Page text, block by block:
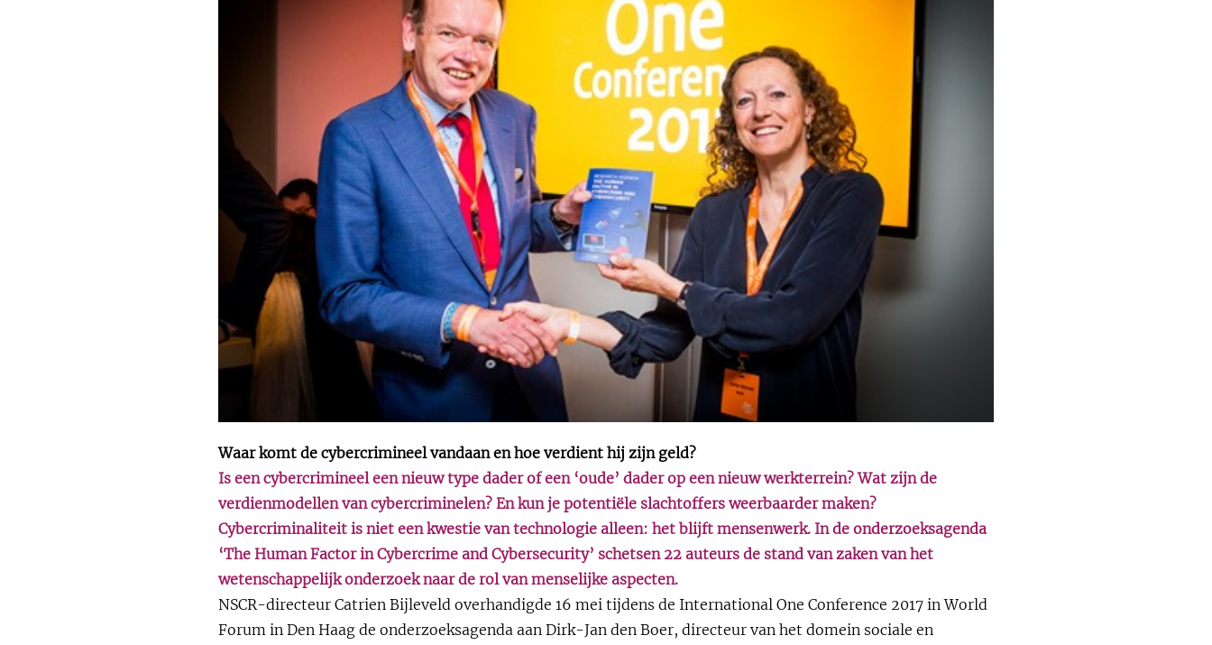
Waar komt de cybercrimineel vandaan en hoe verdient hij zijn geld?
Is een cybercrimineel een nieuw type dader of een ‘oude’ dader op een nieuw werkterrein? Wat zijn de
verdienmodellen van cybercriminelen? En kun je potentiële slachtoffers weerbaarder maken?
Cybercriminaliteit is niet een kwestie van technologie alleen: het blijft mensenwerk. In de onderzoeksagenda
‘The Human Factor in Cybercrime and Cybersecurity’ schetsen 22 auteurs de stand van zaken van het
wetenschappelijk onderzoek naar de rol van menselijke aspecten.
NSCR-directeur Catrien Bijleveld overhandigde 16 mei tijdens de International One Conference 2017 in World
Forum in Den Haag de onderzoeksagenda aan Dirk-Jan den Boer, directeur van het domein sociale en